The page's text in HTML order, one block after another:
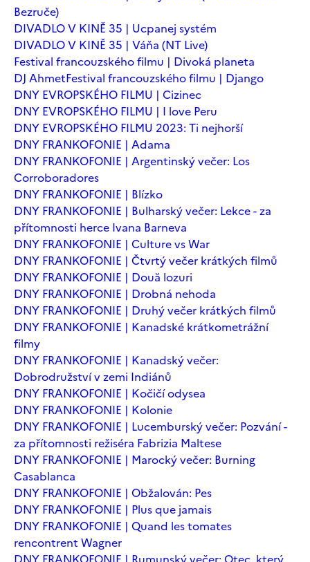
Bezruče)
DIVADLO V KINĚ 35 | Ucpanej systém
DIVADLO V KINĚ 35 | Váňa (NT Live)
Festival francouzského filmu | Divoká planeta
DJ AhmetFestival francouzského filmu | Django
DNY EVROPSKÉHO FILMU | Cizinec
DNY EVROPSKÉHO FILMU | I love Peru
DNY EVROPSKÉHO FILMU 2023: Ti nejhorší
DNY FRANKOFONIE | Adama
DNY FRANKOFONIE | Argentinský večer: Los
Corroboradores
DNY FRANKOFONIE | Blízko
DNY FRANKOFONIE | Bulharský večer: Lekce - za
přítomnosti herce Ivana Barneva
DNY FRANKOFONIE | Culture vs War
DNY FRANKOFONIE | Čtvrtý večer krátkých filmů
DNY FRANKOFONIE | Două lozuri
DNY FRANKOFONIE | Drobná nehoda
DNY FRANKOFONIE | Druhý večer krátkých filmů
DNY FRANKOFONIE | Kanadské krátkometrážní
filmy
DNY FRANKOFONIE | Kanadský večer:
Dobrodružství v zemi Indiánů
DNY FRANKOFONIE | Kočičí odysea
DNY FRANKOFONIE | Kolonie
DNY FRANKOFONIE | Lucemburský večer: Pozvání -
za přítomnosti režiséra Fabrizia Maltese
DNY FRANKOFONIE | Marocký večer: Burning
Casablanca
DNY FRANKOFONIE | Obžalován: Pes
DNY FRANKOFONIE | Plus que jamais
DNY FRANKOFONIE | Quand les tomates
rencontrent Wagner